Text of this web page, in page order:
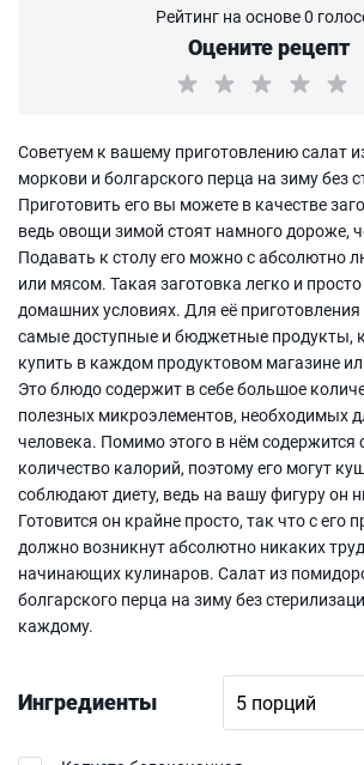
Рейтинг на основе 0
Оцените рецепт
Советуем к вашему приготовлению салат
моркови и болгарского перца на зиму без
Приготовить его вы можете в качестве
ведь овощи зимой стоят намного дороже,
Подавать к столу его можно с абсолютно
или мясом. Такая заготовка легко и просто
домашних условиях. Для её
самые доступные и бюджетные продукты,
купить в каждом продуктовом магазине
Это блюдо содержит в себе большое
полезных микроэлементов, необходимых
человека. Помимо этого в нём содержится
количество калорий, поэтому его могут
соблюдают диету, ведь на вашу фигуру он
Готовится он крайне просто, так что с его
должно возникнут абсолютно никаких
начинающих кулинаров. Салат из
болгарского перца на зиму без
каждому.
Ингредиенты